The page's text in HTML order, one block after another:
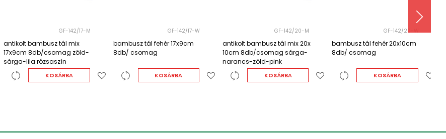
GF-142/17-W
bambusz tál fehér 17x9cm
8db/ csomag
KOSÁRBA
GF-142/20-M
antikolt bambusz tál mix 20x
10cm 8db/csomag sárga-
KOSÁRBA
GF-142/20-W
bambusz tál fehér 20x10cm
8db/ csomag
KOSÁRBA
GF-142/23-W
bambusz tál fehér 23x10cm
8db/ csomag
KOSÁRBA